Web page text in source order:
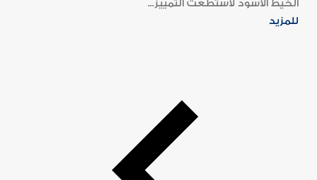
الخيط الأسود لاستطعت التمييز...
للمزيد